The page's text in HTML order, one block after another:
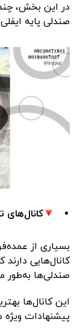
در این بخش،
صندلی پایه
کانال‌های
بسیاری از
کانال‌هایی
صندلی‌ها به‌طور
این کانال‌ها
پیشنهادات